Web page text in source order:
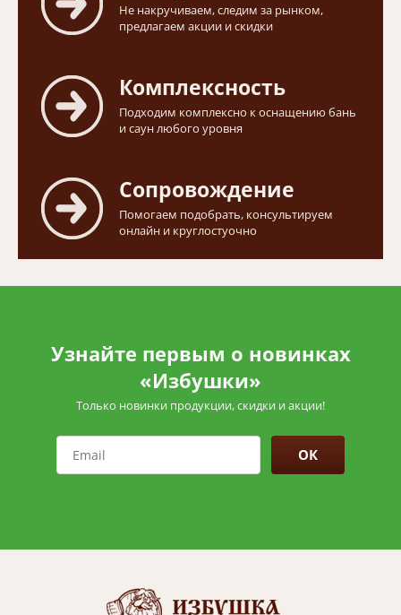
Не накручиваем, следим за рынком,
предлагаем акции и скидки
Комплексность
Подходим комплексно к оснащению бань
и саун любого уровня
Сопровождение
Помогаем подобрать, консультируем
онлайн и круглостуочно
Узнайте первым о новинках
«Избушки»
Только новинки продукции, скидки и акции!
ОК